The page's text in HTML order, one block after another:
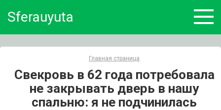
Sferauyuta
Главная страница
Свекровь в 62 года потребовала
не закрывать дверь в нашу
спальню: я не подчинилась